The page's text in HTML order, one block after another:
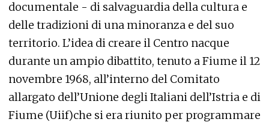
documentale - di salvaguardia della cultura e
delle tradizioni di una minoranza e del suo
territorio. L’idea di creare il Centro nacque
durante un ampio dibattito, tenuto a Fiume il 12
novembre 1968, all’interno del Comitato
allargato dell’Unione degli Italiani dell’Istria e di
Fiume (Uiif)che si era riunito per programmare